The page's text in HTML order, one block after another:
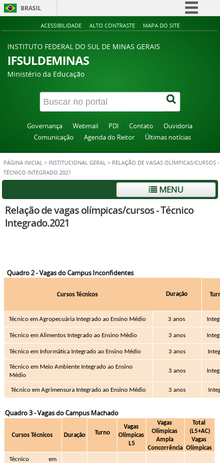
BRASIL
Simplifique!
ACESSIBILIDADE ALTO CONTRASTE MAPA DO SITE
INSTITUTO FEDERAL DO SUL DE MINAS GERAIS
IFSULDEMINAS
Ministério da Educação
Governança Webmail PDI Contato
Ouvidoria
Comunicação
Agenda do Reitor Últimas notícias
PÁGINA INICIAL > INSTITUCIONAL GERAL > RELAÇÃO DE VAGAS OLÍMPICAS/CURSOS -
TÉCNICO INTEGRADO.2021
MENU
Relação de vagas olímpicas/cursos - Técnico
Integrado.2021
Quadro 2 - Vagas do Campus Inconfidentes
Cursos Técnicos Duração
Técnico em Agropecuária Integrado ao Ensino Médio 3 anos
Técnico em Alimentos Integrado ao Ensino Médio 3 anos
Técnico em Informática Integrado ao Ensino Médio 3 anos
Técnico em Meio Ambiente Integrado ao Ensino
Médio
3 anos
Técnico em Agrimensura Integrado ao Ensino Médio 3 anos
Quadro 3 - Vagas do Campus Machado
Cursos Técnicos Duração Turno
Vagas
Olímpicas
L5
Vagas
Olímpicas
Ampla
Concorrência
Total
(L5+AC)
Vagas
Olímpicas
Técnico em